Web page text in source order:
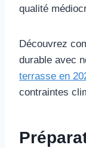
qualité
Découvrez
durable avec
terrasse en
contraintes